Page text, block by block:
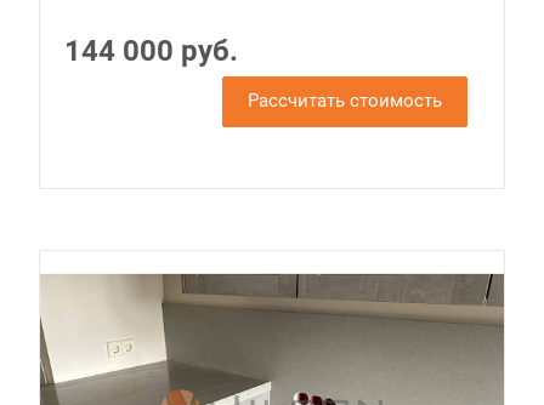
144 000 руб.
Рассчитать стоимость